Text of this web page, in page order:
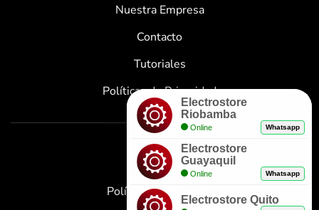
Nuestra Empresa
Contacto
Tutoriales
Políticas de Privacidad
Enlaces
Políticas de Garantía
Electrostore
Riobamba
Online Whatsapp
Electrostore
Guayaquil
Online Whatsapp
Electrostore Quito